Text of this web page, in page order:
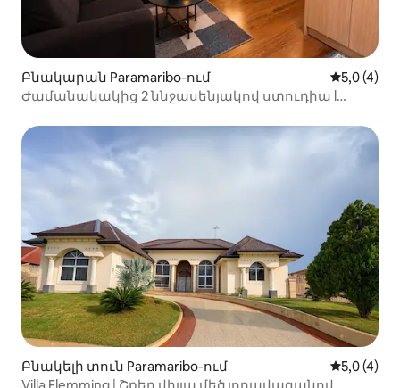
Բնակարան Paramaribo-ում Միջին
5,0 (4)
Ժամանակակից 2 ննջասենյակով ստուդիա l
Բնակելի տուն Paramaribo-ում Միջին
5,0 (4)